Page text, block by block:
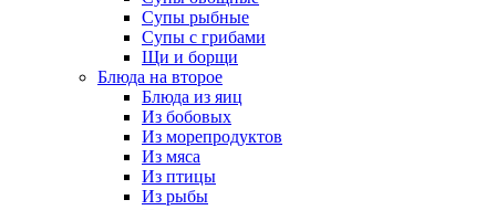
Супы рыбные
Супы с грибами
Щи и борщи
Блюда на второе
Блюда из яиц
Из бобовых
Из морепродуктов
Из мяса
Из птицы
Из рыбы